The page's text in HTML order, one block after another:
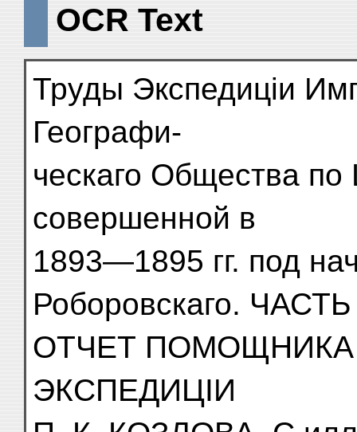
OCR Text
Труды Экспедиціи
Географи-
ческаго Общества по
совершенной в
1893—1895 гг. под
Роборовскаго.
ОТЧЕТ ПОМОЩНИКА
ЭКСПЕДИЦІИ